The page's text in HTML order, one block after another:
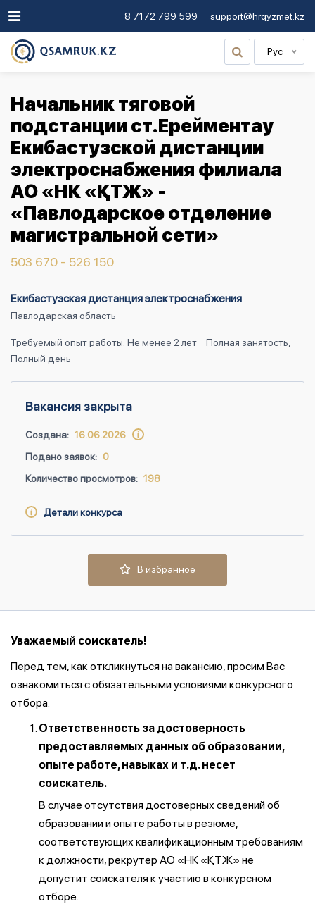
8 7172 799 599 support@hrqyzmet.kz
Рус
Начальник тяговой
подстанции ст.Ерейментау
Екибастузской дистанции
электроснабжения филиала
АО «НК «ҚТЖ» -
«Павлодарское отделение
магистральной сети»
503 670 - 526 150
Екибастузская дистанция электроснабжения
Павлодарская область
Требуемый опыт работы: Не менее 2 лет
Полная занятость,
Полный день
Вакансия закрыта
Создана: 16.06.2026
Подано заявок: 0
Количество просмотров: 198
Детали конкурса
В избранное
Уважаемый соискатель!
Перед тем, как откликнуться на вакансию, просим Вас
ознакомиться с обязательными условиями конкурсного
отбора:
Ответственность за достоверность
предоставляемых данных об образовании,
опыте работе, навыках и т.д. несет
соискатель.
В случае отсутствия достоверных сведений об
образовании и опыте работы в резюме,
соответствующих квалификационным требованиям
к должности, рекрутер АО «НК «ҚТЖ» не
допустит соискателя к участию в конкурсном
отборе.